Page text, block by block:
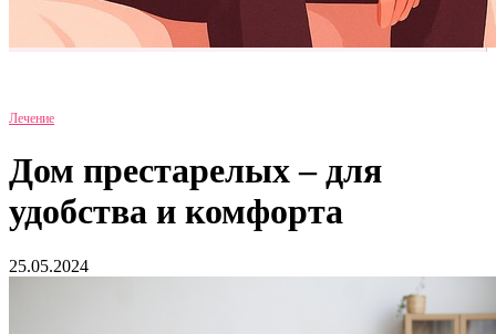
Лечение
Дом престарелых – для
удобства и комфорта
25.05.2024